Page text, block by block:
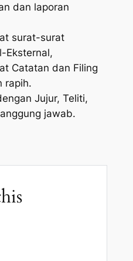
dan laporan
surat-surat
Eksternal,
Catatan dan Filing
rapih.
Jujur, Teliti,
jawab.